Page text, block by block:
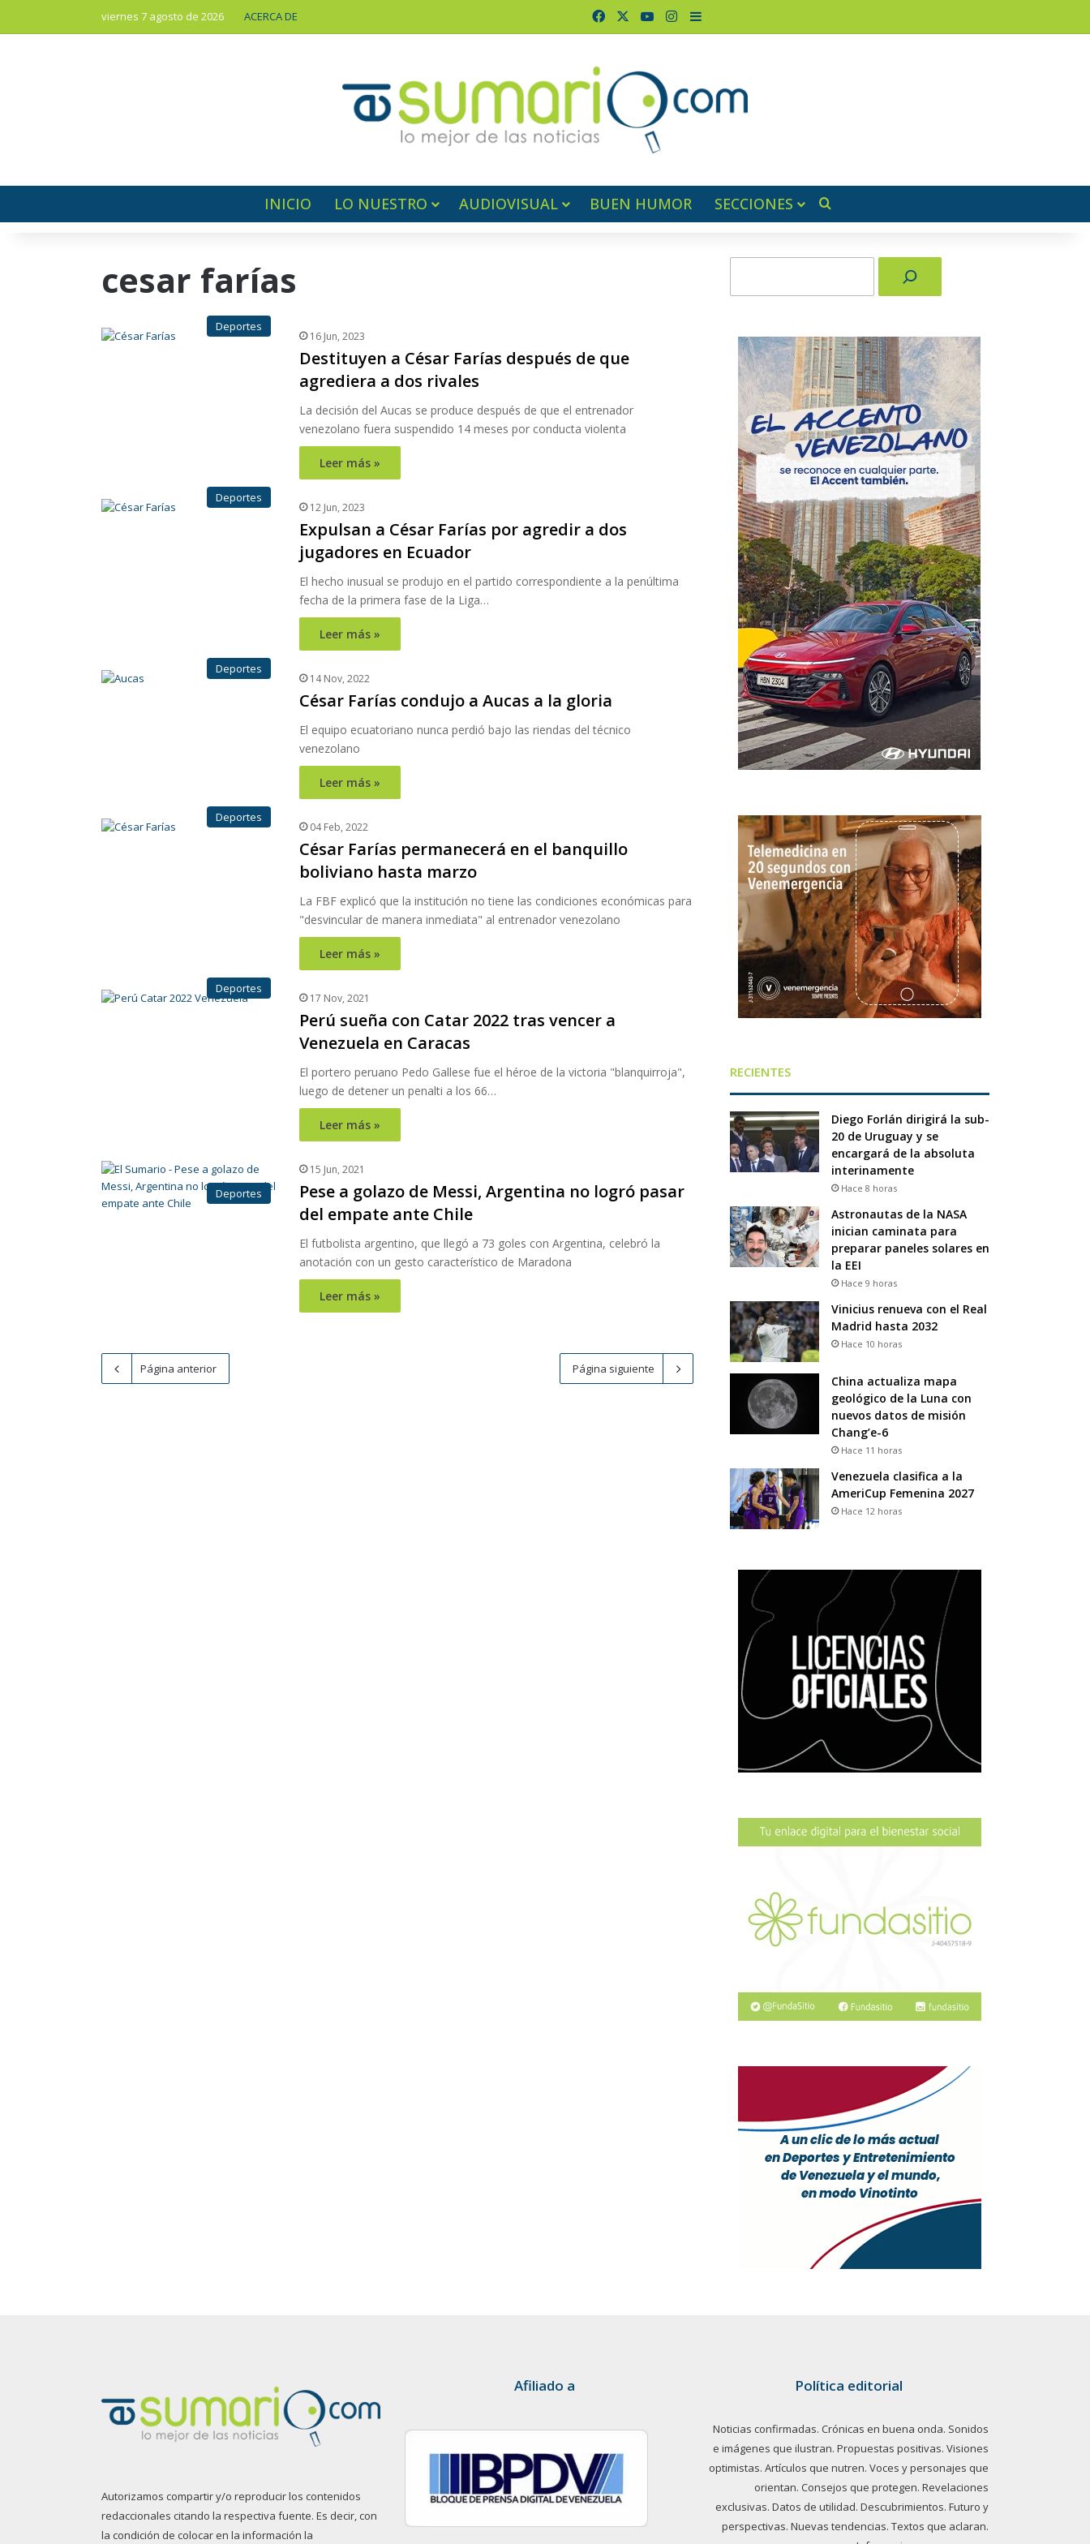
viernes 7 agosto de 2026 ACERCA DE FacebookYouTubeInstagram
Barra lateral
INICIO LO NUESTRO AUDIOVISUAL BUEN HUMOR SECCIONES
cesar farías
Deportes
16 Jun, 2023
Destituyen a César Farías después de que
agrediera a dos rivales
La decisión del Aucas se produce después de que el entrenador
venezolano fuera suspendido 14 meses por conducta violenta
Leer más »
Deportes
12 Jun, 2023
Expulsan a César Farías por agredir a dos
jugadores en Ecuador
El hecho inusual se produjo en el partido correspondiente a la penúltima
fecha de la primera fase de la Liga…
Leer más »
Deportes
14 Nov, 2022
César Farías condujo a Aucas a la gloria
El equipo ecuatoriano nunca perdió bajo las riendas del técnico
venezolano
Leer más »
Deportes
04 Feb, 2022
César Farías permanecerá en el banquillo
boliviano hasta marzo
La FBF explicó que la institución no tiene las condiciones económicas para
"desvincular de manera inmediata" al entrenador venezolano
Leer más »
Deportes
17 Nov, 2021
Perú sueña con Catar 2022 tras vencer a
Venezuela en Caracas
El portero peruano Pedo Gallese fue el héroe de la victoria "blanquirroja",
luego de detener un penalti a los 66…
Leer más »
Deportes
15 Jun, 2021
Pese a golazo de Messi, Argentina no logró pasar
del empate ante Chile
El futbolista argentino, que llegó a 73 goles con Argentina, celebró la
anotación con un gesto característico de Maradona
Leer más »
Página anterior Página siguiente
RECIENTES
Diego Forlán dirigirá la sub-
20 de Uruguay y se
encargará de la absoluta
interinamente
Hace 8 horas
Astronautas de la NASA
inician caminata para
preparar paneles solares en
la EEI
Hace 9 horas
Vinicius renueva con el Real
Madrid hasta 2032
Hace 10 horas
China actualiza mapa
geológico de la Luna con
nuevos datos de misión
Chang’e-6
Hace 11 horas
Venezuela clasifica a la
AmeriCup Femenina 2027
Hace 12 horas
Autorizamos compartir y/o reproducir los contenidos
redaccionales citando la respectiva fuente. Es decir, con
la condición de colocar en la información la
Afiliado a Política editorial
Noticias confirmadas. Crónicas en buena onda. Sonidos
e imágenes que ilustran. Propuestas positivas. Visiones
optimistas. Artículos que nutren. Voces y personajes que
orientan. Consejos que protegen. Revelaciones
exclusivas. Datos de utilidad. Descubrimientos. Futuro y
perspectivas. Nuevas tendencias. Textos que aclaran.